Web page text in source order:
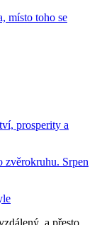
místo toho se
prosperity a
zvěrokruhu. Srpen
a přesto